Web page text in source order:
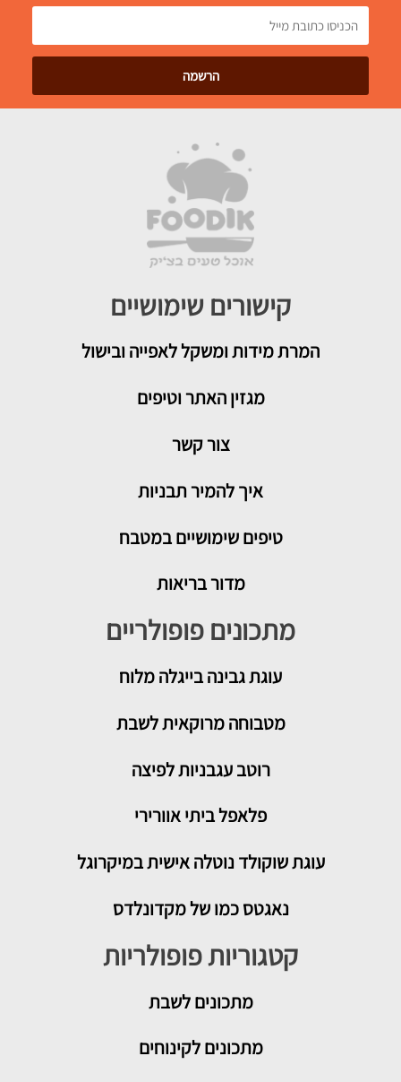
קישורים שימושיים
המרת מידות ומשקל לאפייה ובישול
מגזין האתר וטיפים
צור קשר
איך להמיר תבניות
טיפים שימושיים במטבח
מדור בריאות
מתכונים פופולריים
עוגת גבינה בייגלה מלוח
מטבוחה מרוקאית לשבת
רוטב עגבניות לפיצה
פלאפל ביתי אוורירי
עוגת שוקולד נוטלה אישית במיקרוגל
נאגטס כמו של מקדונלדס
קטגוריות פופולריות
מתכוניםלשבת
מתכונים לקינוחים